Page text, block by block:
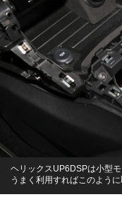
ヘリックスUP6DSPは小型
うまく利用すればこのよう